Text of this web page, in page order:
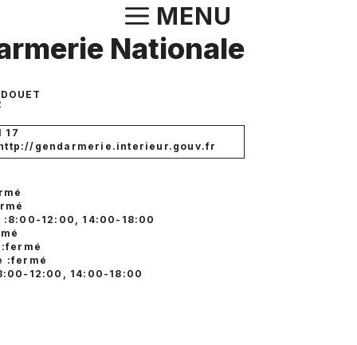
contenu
MENU
Nationale
17
gendarmerie.interieur.gouv.fr
12:00, 14:00-18:00
:fermé
12:00, 14:00-18:00